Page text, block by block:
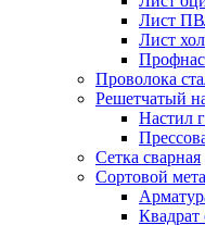
Лист
Лист
Проволока
Решетчатый
Настил
Сетка сварная
Сортовой
Квадрат